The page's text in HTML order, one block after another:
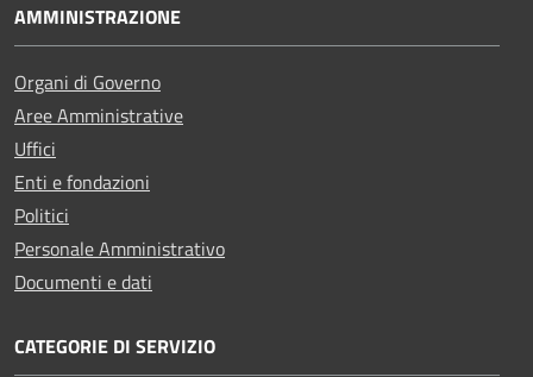
AMMINISTRAZIONE
Organi di Governo
Aree Amministrative
Uffici
Enti e fondazioni
Politici
Personale Amministrativo
Documenti e dati
CATEGORIE DI SERVIZIO